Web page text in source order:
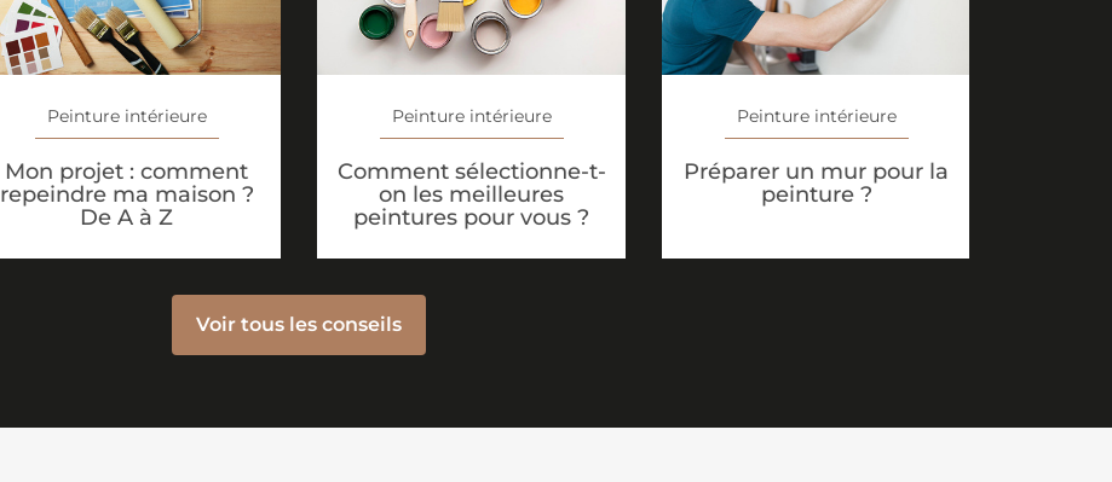
Peinture intérieure
Mon projet : comment
repeindre ma maison ?
De A à Z
Peinture intérieure
Comment sélectionne-t-
on les meilleures
peintures pour vous ?
Peinture intérieure
Préparer un mur pour la
peinture ?
Voir tous les conseils